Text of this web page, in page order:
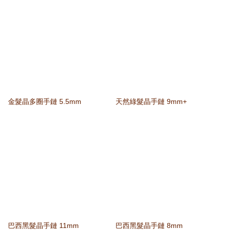
金髮晶多圈手鏈 5.5mm 天然綠髮晶手鏈 9mm+
巴西黑髮晶手鏈 11mm 巴西黑髮晶手鏈 8mm